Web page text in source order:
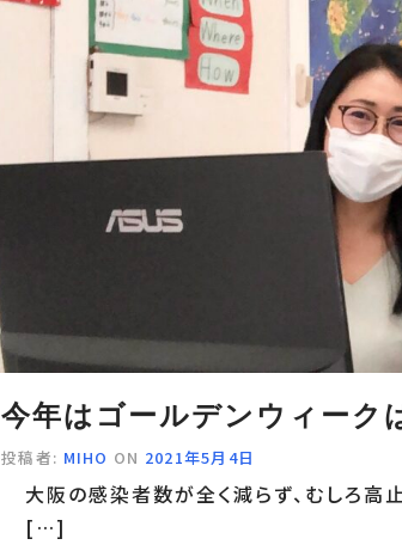
今年はゴールデンウィーク
投稿者: MIHO ON 2021年5月4日
大阪の感染者数が全く減らず、むしろ高
[…]